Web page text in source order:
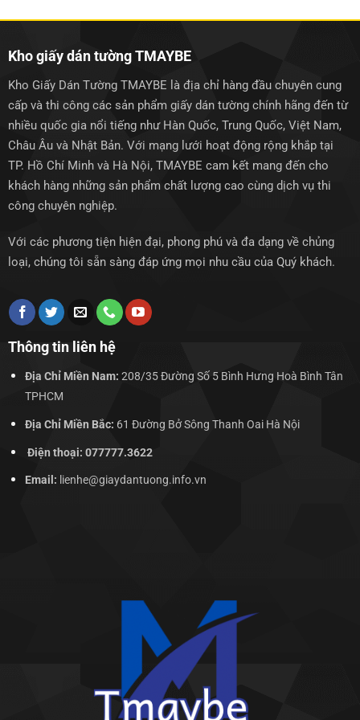
Kho giấy dán tường TMAYBE
Kho Giấy Dán Tường TMAYBE là địa chỉ hàng đầu chuyên cung
cấp và thi công các sản phẩm giấy dán tường chính hãng đến từ
nhiều quốc gia nổi tiếng như Hàn Quốc, Trung Quốc, Việt Nam,
Châu Âu và Nhật Bản. Với mạng lưới hoạt động rộng khắp tại
TP. Hồ Chí Minh và Hà Nội, TMAYBE cam kết mang đến cho
khách hàng những sản phẩm chất lượng cao cùng dịch vụ thi
công chuyên nghiệp.
Với các phương tiện hiện đại, phong phú và đa dạng về chủng
loại, chúng tôi sẵn sàng đáp ứng mọi nhu cầu của Quý khách.
Thông tin liên hệ
Địa Chỉ Miền Nam: 208/35 Đường Số 5 Bình Hưng Hoà Bình Tân
TPHCM
Địa Chỉ Miền Bắc: 61 Đường Bở Sông Thanh Oai Hà Nội
Điện thoại: 077777.3622
Email: lienhe@giaydantuong.info.vn